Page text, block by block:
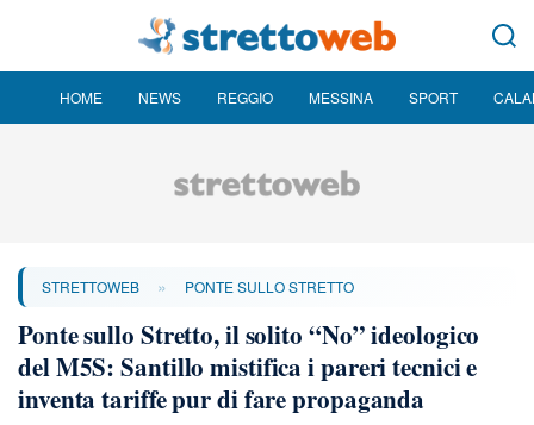
HOME NEWS REGGIO MESSINA SPORT
STRETTOWEB » PONTE SULLO STRETTO
Ponte sullo Stretto, il solito “No” ideologico
del M5S: Santillo mistifica i pareri tecnici e
inventa tariffe pur di fare propaganda